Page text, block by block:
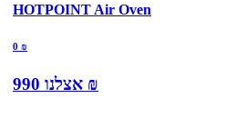
HOTPOINT Air Oven
0 ₪
אצלנו 990 ₪